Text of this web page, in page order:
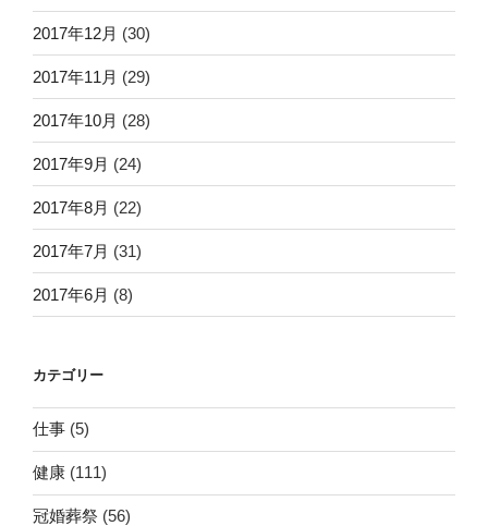
2017年12月 (30)
2017年11月 (29)
2017年10月 (28)
2017年9月 (24)
2017年8月 (22)
2017年7月 (31)
2017年6月 (8)
カテゴリー
仕事 (5)
健康 (111)
冠婚葬祭 (56)